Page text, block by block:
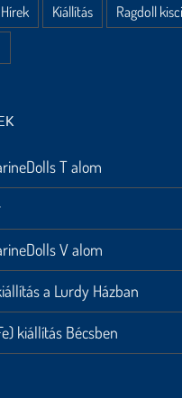
Hírek Kiállítás Ragdoll
T alom
V alom
a Lurdy Házban
kiállítás Bécsben